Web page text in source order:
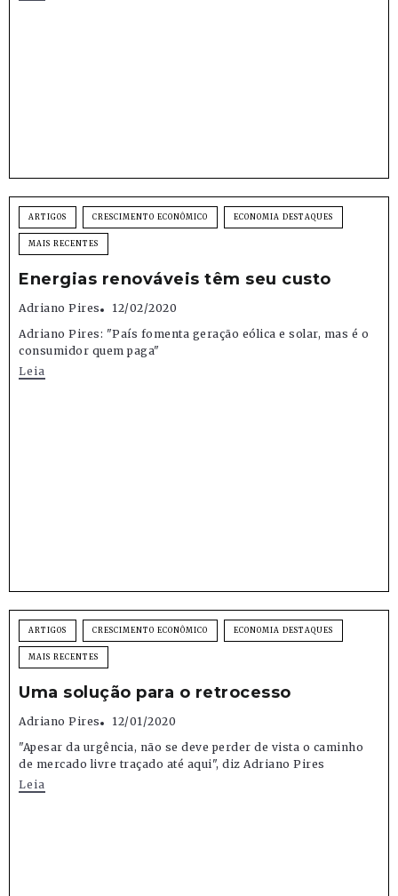
ARTIGOS CRESCIMENTO ECONÔMICO ECONOMIA DESTAQUES
MAIS RECENTES
Energias renováveis têm seu custo
Adriano Pires
12/02/2020
Adriano Pires: "País fomenta geração eólica e solar, mas é o
consumidor quem paga"
Leia
ARTIGOS CRESCIMENTO ECONÔMICO ECONOMIA DESTAQUES
MAIS RECENTES
Uma solução para o retrocesso
Adriano Pires
12/01/2020
"Apesar da urgência, não se deve perder de vista o caminho
de mercado livre traçado até aqui", diz Adriano Pires
Leia